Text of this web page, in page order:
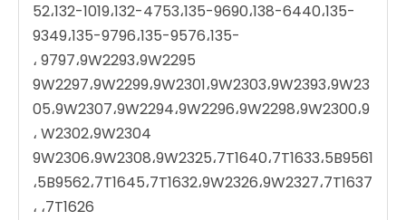
52،132-1019،132-4753،135-9690،138-6440،135-
9349،135-9796،135-9576،135-
9797،9W2293،9W2295 ،
9W2297،9W2299،9W2301،9W2303،9W2393،9W23
05،9W2307،9W2294،9W2296،9W2298،9W2300،9
W2302،9W2304 ،
9W2306،9W2308،9W2325،7T1640،7T1633،5B9561
،5B9562،7T1645،7T1632،9W2326،9W2327،7T1637
،7T1626 ،